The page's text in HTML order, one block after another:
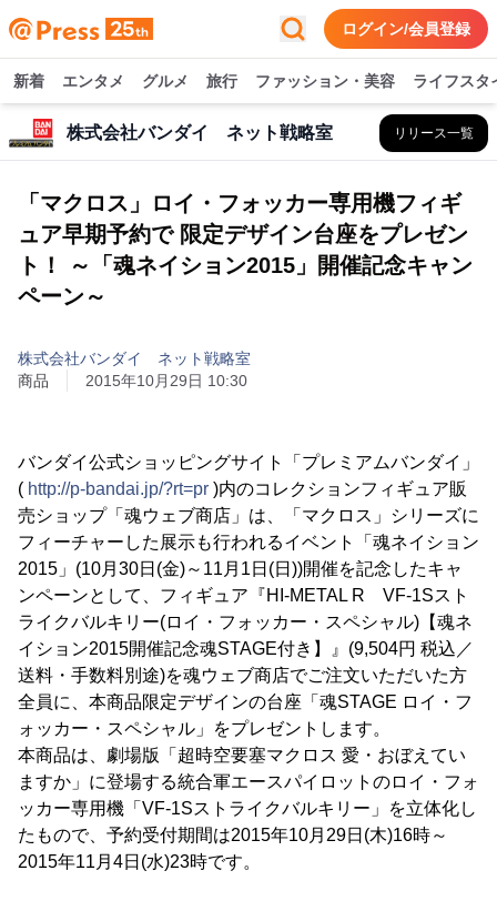
ログイン/会員登録
新着 エンタメ グルメ 旅行 ファッション・美容 ライフスタ
株式会社バンダイ ネット戦略室 リリース一覧
「マクロス」ロイ・フォッカー専用機フィギ
ュア早期予約で 限定デザイン台座をプレゼン
ト！ ～「魂ネイション2015」開催記念キャン
ペーン～
株式会社バンダイ ネット戦略室
商品
2015年10月29日 10:30
バンダイ公式ショッピングサイト「プレミアムバンダイ」
( http://p-bandai.jp/?rt=pr )内のコレクションフィギュア販
売ショップ「魂ウェブ商店」は、「マクロス」シリーズに
フィーチャーした展示も行われるイベント「魂ネイション
2015」(10月30日(金)～11月1日(日))開催を記念したキャ
ンペーンとして、フィギュア『HI-METAL R VF-1Sスト
ライクバルキリー(ロイ・フォッカー・スペシャル)【魂ネ
イション2015開催記念魂STAGE付き】』(9,504円 税込／
送料・手数料別途)を魂ウェブ商店でご注文いただいた方
全員に、本商品限定デザインの台座「魂STAGE ロイ・フ
ォッカー・スペシャル」をプレゼントします。
本商品は、劇場版「超時空要塞マクロス 愛・おぼえてい
ますか」に登場する統合軍エースパイロットのロイ・フォ
ッカー専用機「VF-1Sストライクバルキリー」を立体化し
たもので、予約受付期間は2015年10月29日(木)16時～
2015年11月4日(水)23時です。